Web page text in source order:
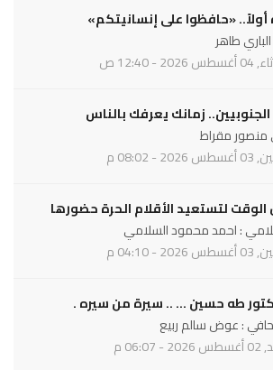
أولاً.. «حافظوا على إنسانيتكم»
طاهر
- 12:40 ص
الجنوبيين.. زمانك يعرفك بالناس
منصور مقراط
- 08:02 م
الوقت لتستعيد الأقلام الحرة حضورها
: احمد محمود السلامي
- 04:10 م
طه حسين ... .. سيرة من سيره .
: عوض سالم ربيع
م